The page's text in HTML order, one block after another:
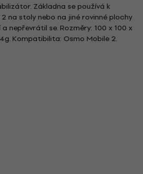
Základna se používá k
na stoly nebo na jiné rovinné plochy
nepřevrátil se. Rozměry: 100 x 100 x
Kompatibilita: Osmo Mobile 2.